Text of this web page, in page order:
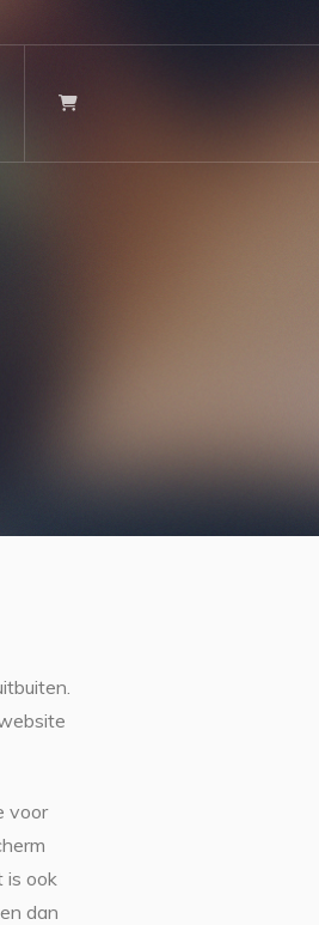
voor
is ook
dan